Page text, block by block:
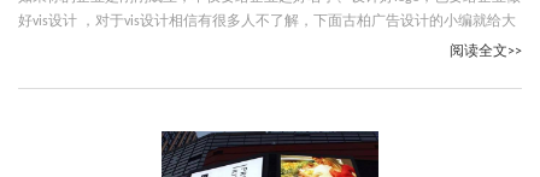
好vis设计 ，对于vis设计相信有很多人不了解，下面古柏广告设计的小编就给大
阅读全文>>